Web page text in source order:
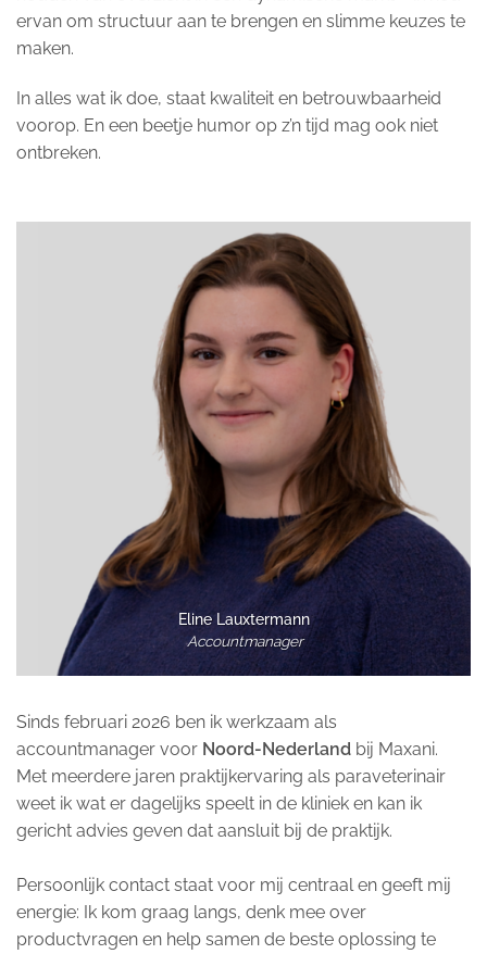
ervan om structuur aan te brengen en slimme keuzes te
maken.
In alles wat ik doe, staat kwaliteit en betrouwbaarheid
voorop. En een beetje humor op z’n tijd mag ook niet
ontbreken.
Eline Lauxtermann
Accountmanager
Sinds februari 2026 ben ik werkzaam als
accountmanager voor Noord-Nederland bij Maxani.
Met meerdere jaren praktijkervaring als paraveterinair
weet ik wat er dagelijks speelt in de kliniek en kan ik
gericht advies geven dat aansluit bij de praktijk.
Persoonlijk contact staat voor mij centraal en geeft mij
energie: Ik kom graag langs, denk mee over
productvragen en help samen de beste oplossing te